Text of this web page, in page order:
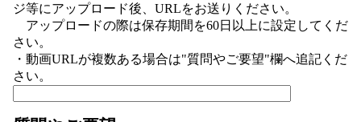
ジ等にアップロード後、URLをお送りください。
アップロードの際は保存期間を60日以上に設定してくだ
さい。
・動画URLが複数ある場合は"質問やご要望"欄へ追記くだ
さい。